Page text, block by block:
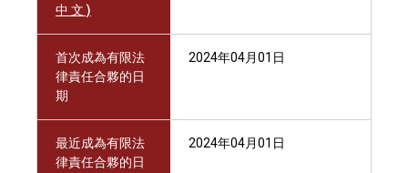
中 文 )
首次成為有限法
律責任合夥的日
期
2024年04月01日
最近成為有限法
律責任合夥的日
2024年04月01日